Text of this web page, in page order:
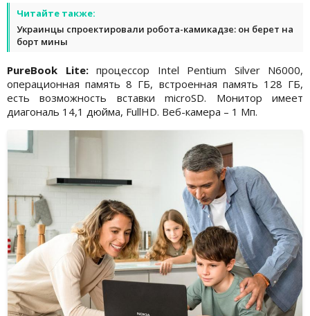
Читайте также:
Украинцы спроектировали робота-камикадзе: он берет на
борт мины
PureBook Lite:процессор Intel Pentium Silver N6000,
операционная память 8 ГБ, встроенная память 128 ГБ,
есть возможность вставки microSD. Монитор имеет
диагональ 14,1 дюйма, FullHD. Веб-камера – 1 Мп.